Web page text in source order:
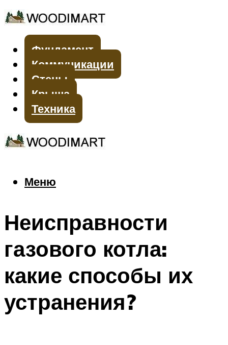
Фундамент
Коммуникации
Стены
Крыша
Техника
Меню
Меню
Неисправности
газового котла:
какие способы их
устранения?